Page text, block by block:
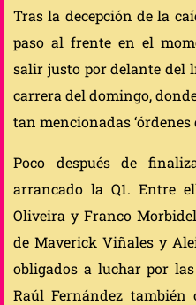
Tras la decepción de la
paso al frente en el
salir justo por delante del
carrera del domingo,
tan mencionadas ‘órdenes
Poco después de
arrancado la Q1. Entre
Oliveira y Franco
de Maverick Viñales y
obligados a luchar por
Raúl Fernández también